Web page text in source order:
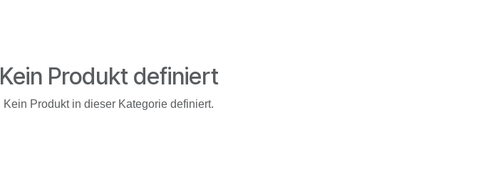
Kein Produkt definiert
Kein Produkt in dieser Kategorie definiert.